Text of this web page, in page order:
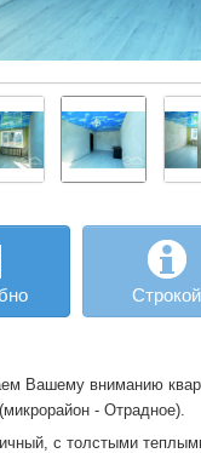
Строкой
Вашему вниманию
- Отрадное).
с толстыми теплыми